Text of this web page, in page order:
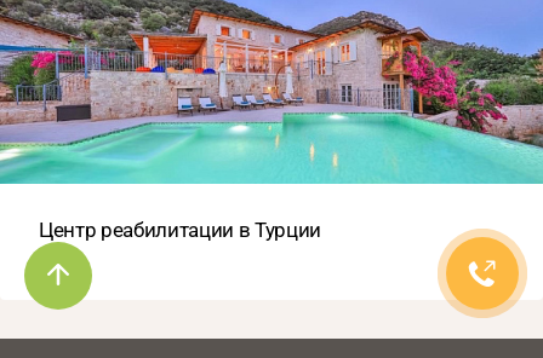
Центр реабилитации в Турции